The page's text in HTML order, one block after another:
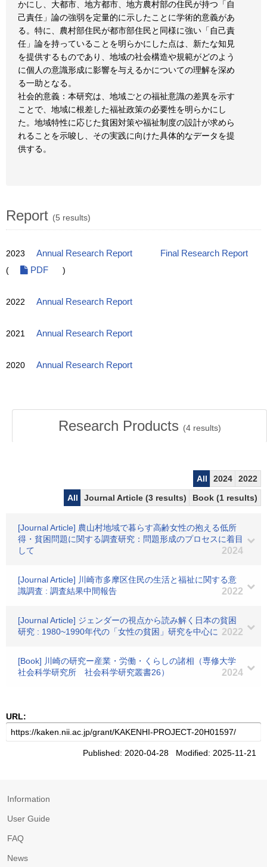
かにし、大都市、地方都市、地方農村部の住民が持つ「自
己責任」論の強弱を定量的に示したことに学術的意義があ
る。特に、農村部住民が都市部住民と同様に強い「自己責
任」論を持っていることを明らかにした点は、新たな知見
を提供するものであり、地域の社会構造や規範がどのよう
に個人の意識形成に影響を与えるかについての理解を深め
る一助となる。
社会的意義：本研究は、地域ごとの福祉意識の差異を示す
ことで、地域に根差した福祉政策の必要性を明らかにし
た。地域特性に応じた貧困対策や福祉制度の設計が求めら
れることを示唆し、その実践に向けた具体的なデータを提
供する。
Report (5 results)
2023 Annual Research Report
Final Research Report
(
PDF )
2022 Annual Research Report
2021 Annual Research Report
2020 Annual Research Report
Research Products (4results)
All 2024
2022
All
Journal Article (3 results) Book (1 results)
[Journal Article] 農山村地域で暮らす高齢女性の抱える低所
得・貧困問題に関する調査研究：問題形成のプロセスに着目
して
2024
[Journal Article] 川崎市多摩区住民の生活と福祉に関する意
識調査 : 調査結果中間報告
2022
[Journal Article] ジェンダーの視点から読み解く日本の貧困
研究 : 1980~1990年代の「女性の貧困」研究を中心に 2022
[Book] 川崎の研究ー産業・労働・くらしの諸相（専修大学
社会科学研究所 社会科学研究叢書26）
2024
URL:
Published: 2020-04-28 Modified: 2025-11-21
Information
User Guide
FAQ
News